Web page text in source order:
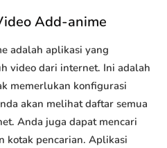
Add-anime
adalah aplikasi yang
video dari internet. Ini adalah
memerlukan konfigurasi
akan melihat daftar semua
Anda juga dapat mencari
kotak pencarian. Aplikasi